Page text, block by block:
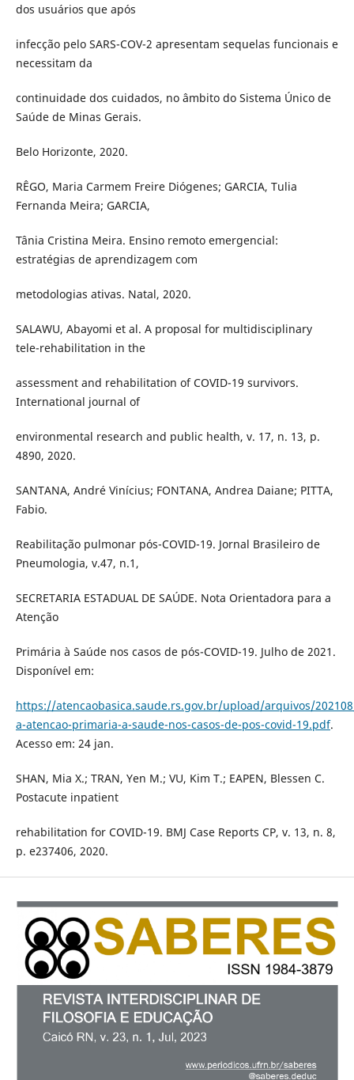
dos usuários que após
infecção pelo SARS-COV-2 apresentam sequelas funcionais e
necessitam da
continuidade dos cuidados, no âmbito do Sistema Único de
Saúde de Minas Gerais.
Belo Horizonte, 2020.
RÊGO, Maria Carmem Freire Diógenes; GARCIA, Tulia
Fernanda Meira; GARCIA,
Tânia Cristina Meira. Ensino remoto emergencial:
estratégias de aprendizagem com
metodologias ativas. Natal, 2020.
SALAWU, Abayomi et al. A proposal for multidisciplinary
tele-rehabilitation in the
assessment and rehabilitation of COVID-19 survivors.
International journal of
environmental research and public health, v. 17, n. 13, p.
4890, 2020.
SANTANA, André Vinícius; FONTANA, Andrea Daiane; PITTA,
Fabio.
Reabilitação pulmonar pós-COVID-19. Jornal Brasileiro de
Pneumologia, v.47, n.1,
SECRETARIA ESTADUAL DE SAÚDE. Nota Orientadora para a
Atenção
Primária à Saúde nos casos de pós-COVID-19. Julho de 2021.
Disponível em:
https://atencaobasica.saude.rs.gov.br/upload/arquivos/
a-atencao-primaria-a-saude-nos-casos-de-pos-covid-19.pdf.
Acesso em: 24 jan.
SHAN, Mia X.; TRAN, Yen M.; VU, Kim T.; EAPEN, Blessen C.
Postacute inpatient
rehabilitation for COVID-19. BMJ Case Reports CP, v. 13, n. 8,
p. e237406, 2020.